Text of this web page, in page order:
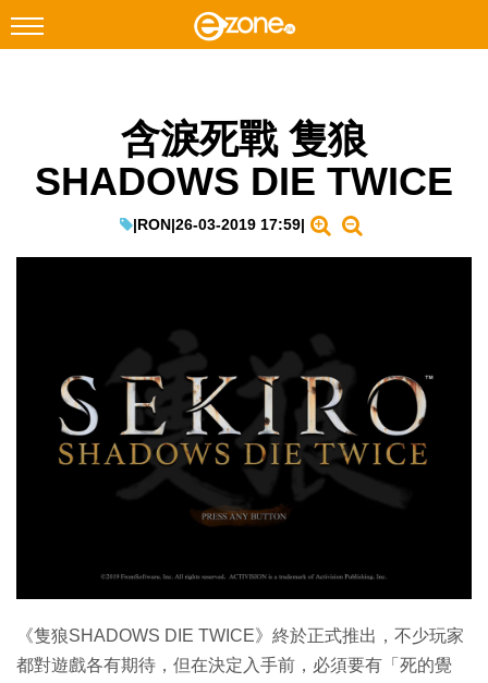
Instagram
科技焦點
遊戲動漫
IT Times
生成式AI與雲端應用
Enterprise Digital Transformation
含淚死戰 隻狼
SHADOWS DIE TWICE
|RON|26-03-2019 17:59|
《隻狼SHADOWS DIE TWICE》終於正式推出，不少玩家
都對遊戲各有期待，但在決定入手前，必須要有「死的覺